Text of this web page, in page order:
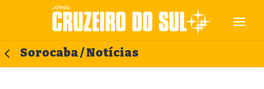
Sorocaba / Notícias